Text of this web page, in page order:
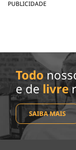
PUBLICIDADE
Todo
e de livre
SAIBA MAIS